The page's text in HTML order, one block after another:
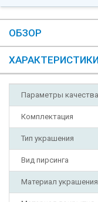
ОБЗОР
ХАРАКТЕРИСТИКИ
Параметры качества
Комплектация
Тип украшения
Вид пирсинга
Материал украшения